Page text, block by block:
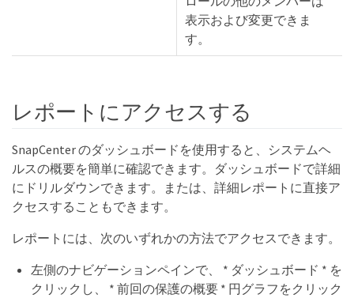
表示および変更できま
す。
レポートにアクセスする
SnapCenter のダッシュボードを使用すると、システムヘ
ルスの概要を簡単に確認できます。ダッシュボードで詳細
にドリルダウンできます。または、詳細レポートに直接ア
クセスすることもできます。
レポートには、次のいずれかの方法でアクセスできます。
左側のナビゲーションペインで、 * ダッシュボード * を
クリックし、 * 前回の保護の概要 * 円グラフをクリック